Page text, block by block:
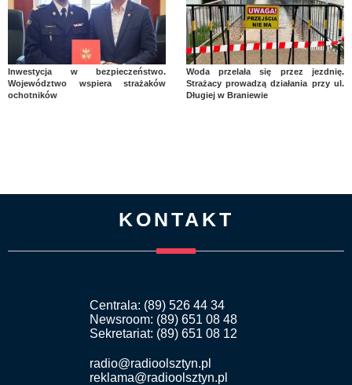
Inwestycja w bezpieczeństwo.
Województwo wspiera strażaków
ochotników
Woda przelała się przez jezdnię.
Strażacy prowadzą działania przy ul.
Długiej w Braniewie
KONTAKT
Centrala: (89) 526 44 34
Newsroom: (89) 651 08 48
Sekretariat: (89) 651 08 12
radio@radioolsztyn.pl
reklama@radioolsztyn.pl